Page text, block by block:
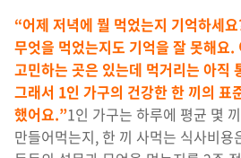
“어제 저녁에 뭘 먹었는지 기억하세
무엇을 먹었는지도 기억을 잘 못해요
고민하는 곳은 있는데 먹거리는 아직
그래서 1인 가구의 건강한 한 끼의 표
했어요.”1인 가구는 하루에 평균 몇
만들어먹는지, 한 끼 사먹는 식사비용